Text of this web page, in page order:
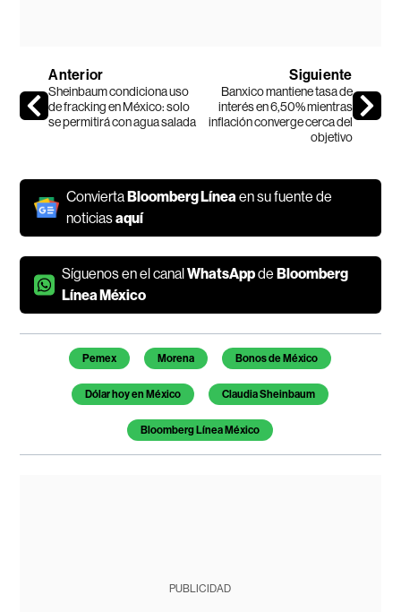
Anterior
Sheinbaum condiciona uso
de fracking en México: solo
se permitirá con agua salada
Siguiente
Banxico mantiene tasa de
interés en 6,50% mientras
inflación converge cerca del
objetivo
ConviertaBloomberg Línea en su fuente de
noticiasaquí
Síguenos en el canalWhatsAppdeBloomberg
Línea México
Temas de este artículo
Pemex Morena Bonos de México
Dólar hoy en México Claudia Sheinbaum
Bloomberg Línea México
PUBLICIDAD